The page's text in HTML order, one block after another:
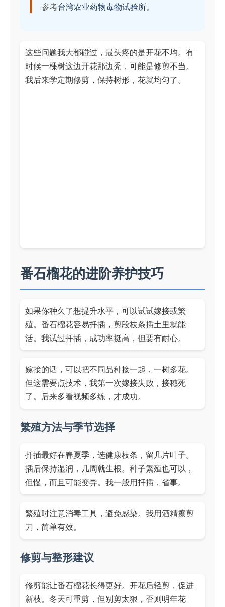
参考台湾农业药物毒物试验所。
这些问题我大都碰过，最头疼的是开花不均。有
时候一棵树这边开花那边秃，可能是修剪不当。
我后来学定期修剪，保持树形，花就均匀了。
番石榴花的进阶养护技巧
如果你种久了想提升水平，可以试试嫁接或繁
殖。番石榴花容易扦插，剪段枝条插土里就能
活。我试过扦插，成功率挺高，但要有耐心。
嫁接的话，可以把不同品种接一起，一树多花。
但这需要点技术，我第一次嫁接失败，接穗死
了。后来多看视频多练，才成功。
繁殖方法与季节选择
扦插最好在春夏季，选健康枝条，留几片叶子。
插后保持湿润，几周就生根。种子繁殖也可以，
但慢，而且可能变异。我一般用扦插，省事。
繁殖时注意消毒工具，避免感染。我用酒精擦剪
刀，简单有效。
修剪与整形建议
修剪能让番石榴花长得更好。开花后轻剪，促进
新枝。冬天可重剪，但别剪太狠，否则明年花